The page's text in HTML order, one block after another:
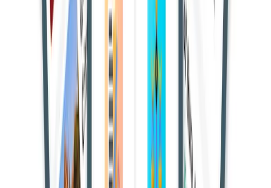
कि मुंबई के कबूतरखानों में कबूतरों को दाना खिलाना गंभीर सार्वजनिक
स्वास्थ्य जोखिम है। आदेश के तहत, बृहन्मुंबई महानगरपालिका
(एमसीजीएम) उन लोगों के खिलाफ आपराधिक मामला दर्ज कर सकती है
जो प्रतिबंध के बावजूद दाना खिलाना जारी रखते हैं।
पशु अधिकार कार्यकर्ताओं और पक्षी प्रेमियों ने एमसीजीएम के जुलाई में
कबूतर दाना स्थलों को हटाने के फैसले को चुनौती दी थी। शुरुआत में
हाईकोर्ट ने कार्रवाई पर रोक लगाई, लेकिन बाद में लगातार उल्लंघन पर
Read also:-
दिल्ली उच्च न्यायालय: एनआईए की मृत्युदंड अपील पर